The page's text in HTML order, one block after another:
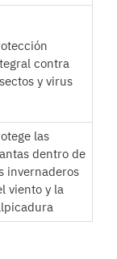
contra
y virus
las
dentro de
invernaderos
viento y la